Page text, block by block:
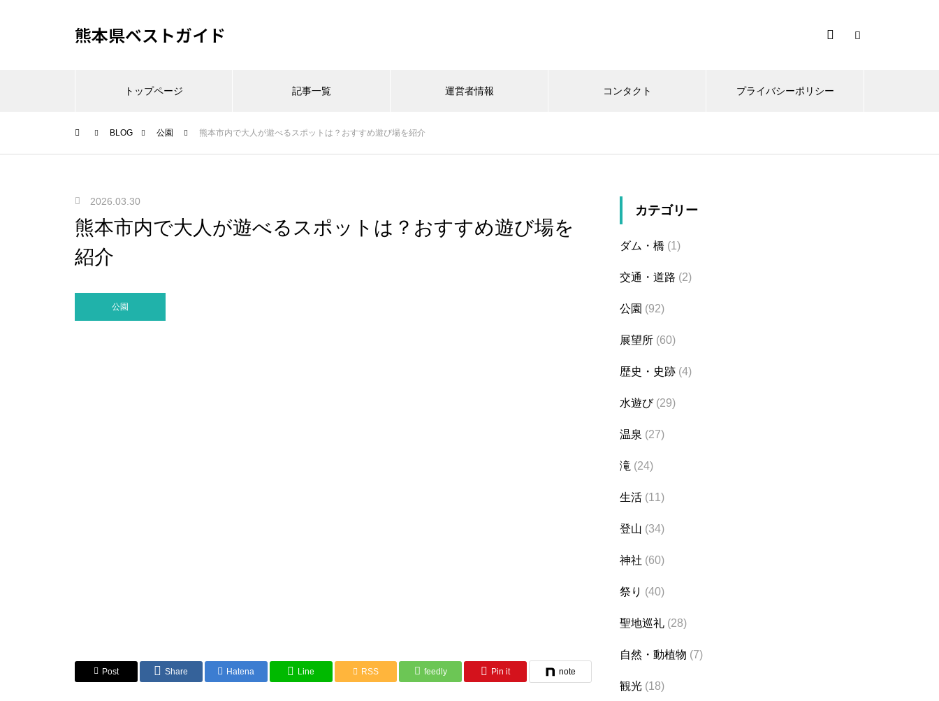
熊本県ベストガイド
トップページ 記事一覧 運営者情報 コンタクト プライバシーポリシー
BLOG 公園 熊本市内で大人が遊べるスポットは？おすすめ遊び場を紹介
2026.03.30
熊本市内で大人が遊べるスポットは？おすすめ遊び場を
紹介
公園
Post Share Hatena Line RSS feedly Pin it note
カテゴリー
ダム・橋 (1)
交通・道路 (2)
公園 (92)
展望所 (60)
歴史・史跡 (4)
水遊び(29)
温泉 (27)
滝 (24)
生活 (11)
登山 (34)
神社 (60)
祭り (40)
聖地巡礼 (28)
自然・動植物 (7)
観光 (18)